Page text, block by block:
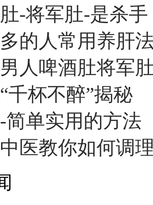
-将军肚-是杀手
的人常用养肝
人啤酒肚将军
千杯不醉”揭秘
简单实用的方法
医教你如何调